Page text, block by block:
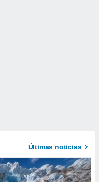
Últimas noticias